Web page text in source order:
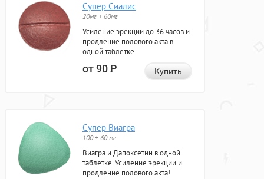
Супер Сиалис
20мг + 60мг
Усиление эрекции до 36 часов и
продление полового акта в
одной таблетке.
от 90Р Купить
Супер Виагра
100 + 60 мг
Виагра и Дапоксетин в одной
таблетке. Усиление эрекции и
продление полового акта!